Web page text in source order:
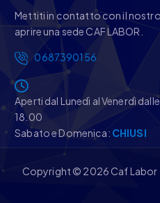
Mettiti in contatto con il
aprire una sede CAF LABOR.
0687390156
Aperti dal Lunedì al Venerdì
18.00
Sabato e Domenica: CHIUSI
Copyright © 2026 Caf Labor